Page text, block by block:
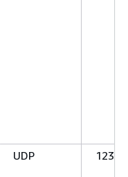
UDP 123